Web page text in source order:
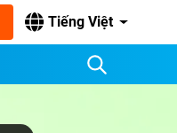
Tiếng Việt